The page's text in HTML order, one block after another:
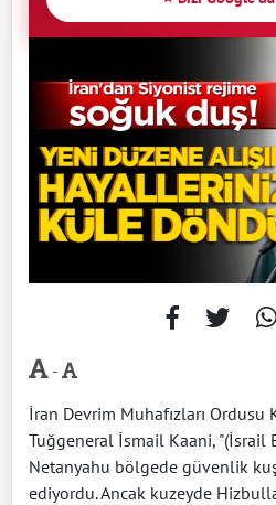
-
İran Devrim Muhafızları Ordusu
Tuğgeneral İsmail Kaani, "(İsrail
Netanyahu bölgede güvenlik
ediyordu. Ancak kuzeyde